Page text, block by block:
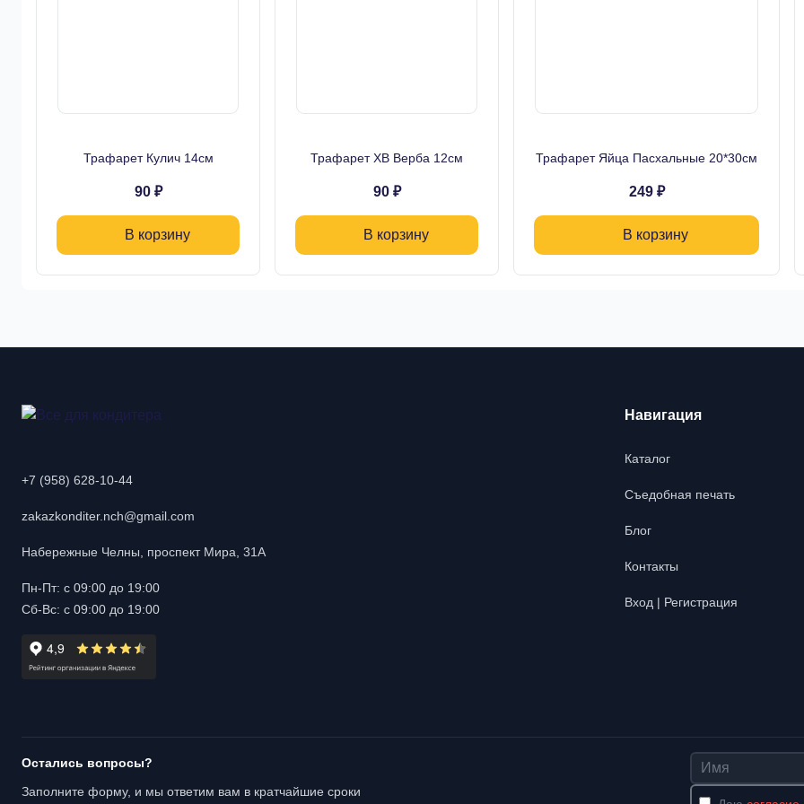
Трафарет Кулич 14см
90 ₽
В корзину
Трафарет ХВ Верба 12см
90 ₽
В корзину
Трафарет Яйца Пасхальные 20*30см
249 ₽
В корзину
+7 (958) 628-10-44
zakazkonditer.nch@gmail.com
Набережные Челны, проспект Мира, 31А
Пн-Пт: с 09:00 до 19:00
Сб-Вс: с 09:00 до 19:00
Навигация
Каталог
Съедобная печать
Блог
Контакты
Вход | Регистрация
Остались вопросы?
Заполните форму, и мы ответим вам в кратчайшие сроки
Имя